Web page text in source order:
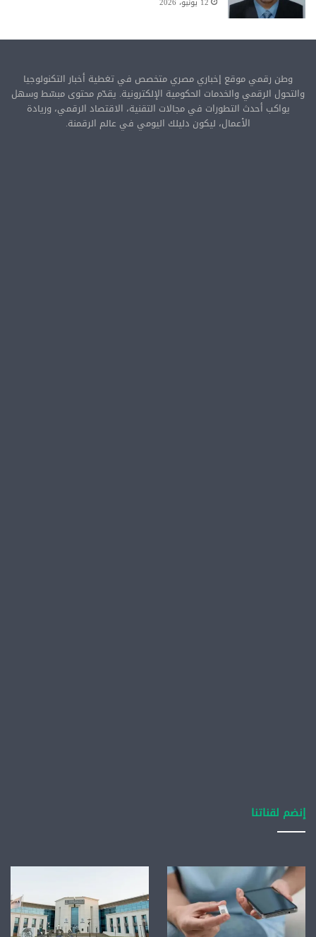
وطن رقمي موقع إخباري مصري متخصص في تغطية أخبار التكنولوجيا
والتحول الرقمي والخدمات الحكومية الإلكترونية. يقدّم محتوى مبسّط وسهل
يواكب أحدث التطورات في مجالات التقنية، الاقتصاد الرقمي، وريادة
الأعمال، ليكون دليلك اليومي في عالم الرقمنة.
إنضم لقناتنا